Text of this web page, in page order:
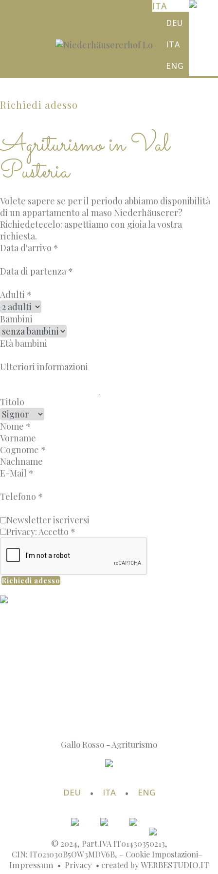
ITA
DEU
ITA
ENG
Richiedi adesso
Agriturismo in Val
Pusteria
Volete sapere se per il periodo abbiamo disponibilità
di un appartamento al maso Niederhäuserer?
Richiedetecelo: aspettiamo con gioia la vostra
richiesta.
Data d'arrivo *
Data di partenza *
Adulti *
Bambini
Età bambini
Ulteriori informazioni
Titolo
Nome *
Cognome *
E-Mail *
Telefono *
Newsletter iscriversi
Privacy: Accetto *
Richiedi adesso
Gallo Rosso - Agriturismo
DEU • ITA • ENG
© 2024, Part.IVA IT01430350213,
CIN: IT021030B5OW3MDV6B, – Cookie Impostazioni–
Impressum • Privacy • created byWERBESTUDIO.IT